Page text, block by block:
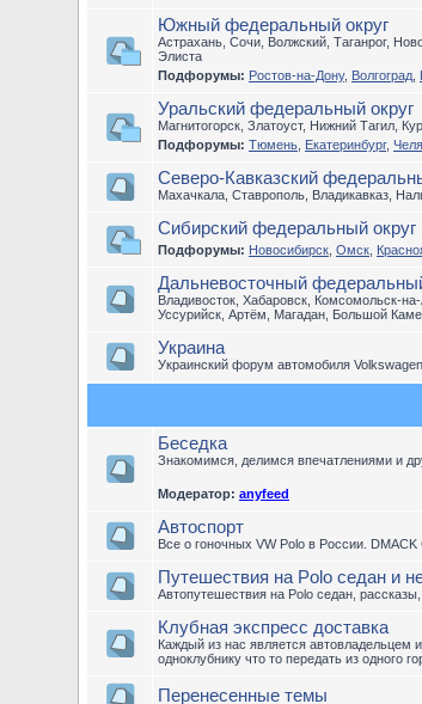
Южный федеральный округ
Астрахань, Сочи, Волжский, Таганрог,
Элиста
Подфорумы: Ростов-на-Дону, Волгоград
Уральский федеральный округ
Магнитогорск, Златоуст, Нижний Тагил,
Подфорумы: Тюмень Екатеринбург,
Северо-Кавказский
Махачкала, Ставрополь, Владикавказ,
Сибирский федеральный округ
Подфорумы: Новосибирск Омск
Дальневосточный
Владивосток, Хабаровск, Комсомольск-
Уссурийск, Артём, Магадан, Большой
Украина
Украинский форум автомобиля
Беседка
Знакомимся, делимся впечатлениями и
Модератор: anyfeed
Автоспорт
Все о гоночных VW Polo в России. DMACK
Путешествия на Polo седан и
Автопутешествия на Polo седан,
Клубная экспресс доставка
Каждый из нас является
одноклубнику что то передать из одного
Перенесенные темы